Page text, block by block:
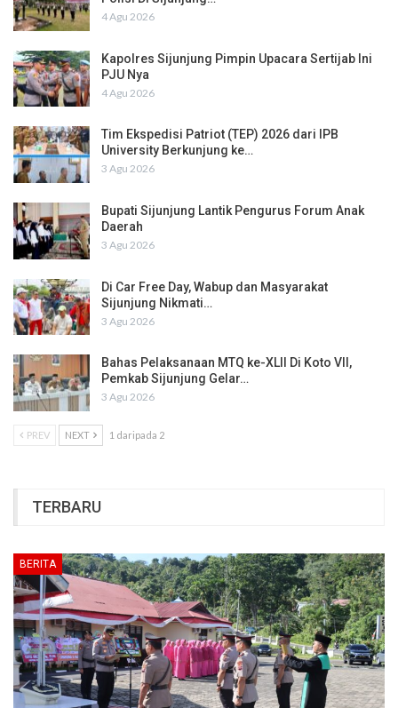
4 Agu 2026
Kapolres Sijunjung Pimpin Upacara Sertijab Ini
PJU Nya
4 Agu 2026
Tim Ekspedisi Patriot (TEP) 2026 dari IPB
University Berkunjung ke…
3 Agu 2026
Bupati Sijunjung Lantik Pengurus Forum Anak
Daerah
3 Agu 2026
Di Car Free Day, Wabup dan Masyarakat
Sijunjung Nikmati…
3 Agu 2026
Bahas Pelaksanaan MTQ ke-XLII Di Koto VII,
Pemkab Sijunjung Gelar…
3 Agu 2026
PREV NEXT 1 daripada 2
TERBARU
BERITA